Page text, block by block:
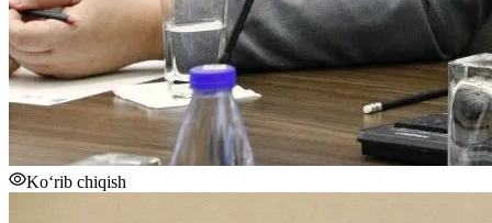
Ko‘rib chiqish